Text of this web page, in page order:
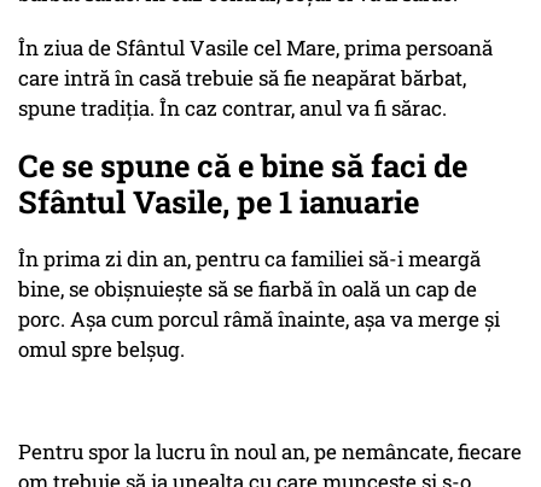
În ziua de Sfântul Vasile cel Mare, prima persoană
care intră în casă trebuie să fie neapărat bărbat,
spune tradiția. În caz contrar, anul va fi sărac.
Ce se spune că e bine să faci de
Sfântul Vasile, pe 1 ianuarie
În prima zi din an, pentru ca familiei să-i meargă
bine, se obișnuiește să se fiarbă în oală un cap de
porc. Așa cum porcul râmă înainte, așa va merge și
omul spre belșug.
Pentru spor la lucru în noul an, pe nemâncate, fiecare